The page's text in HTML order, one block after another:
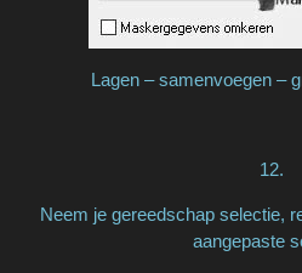
Lagen – samenvoegen –
12.
Neem je gereedschap selectie,
aangepaste